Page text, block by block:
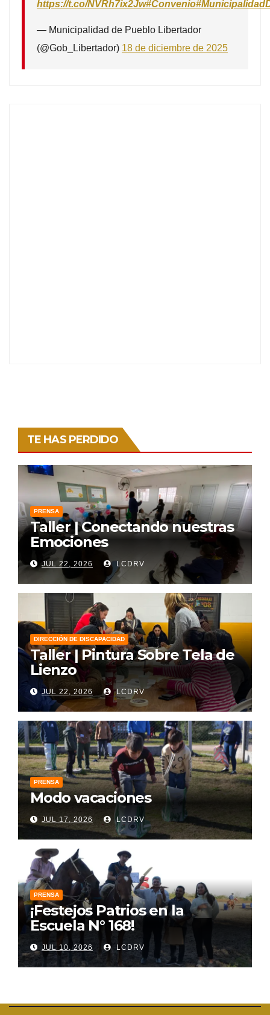
https://t.co/NVRh7ix2Jw#Convenio
— Municipalidad de Pueblo Libertador
(@Gob_Libertador) 18 de diciembre de 2025
TE HAS PERDIDO
PRENSA
Taller | Conectando nuestras
Emociones
JUL 22, 2026 LCDRV
DIRECCIÓN DE DISCAPACIDAD
Taller | Pintura Sobre Tela de
Lienzo
JUL 22, 2026 LCDRV
PRENSA
Modo vacaciones
JUL 17, 2026 LCDRV
PRENSA
¡Festejos Patrios en la
Escuela N° 168!
JUL 10, 2026 LCDRV